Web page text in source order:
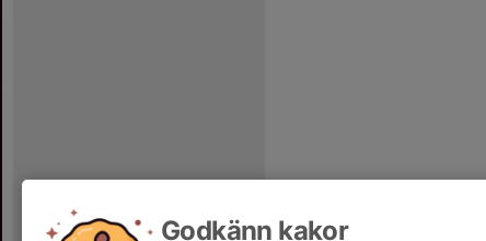
Godkänn kakor